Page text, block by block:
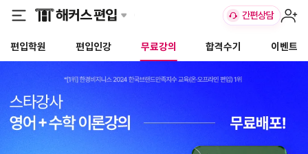
편입학원 편입인강 무료강의 합격수기 이벤트